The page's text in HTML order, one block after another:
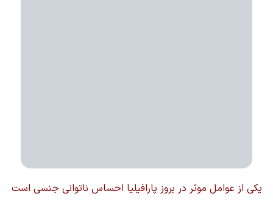
یکی از عوامل موثر در بروز پارافیلیا احساس ناتوانی جنسی است